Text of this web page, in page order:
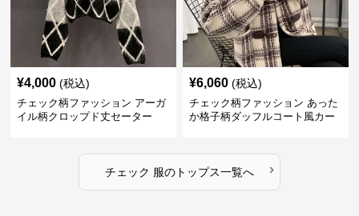
¥4,000 (税込)
チェック柄ファッション アーガ
イル柄クロップド丈セーター
¥6,060 (税込)
チェック柄ファッション あった
か格子柄ダッフルコート風カー
チェック 服のトップス一覧へ ›